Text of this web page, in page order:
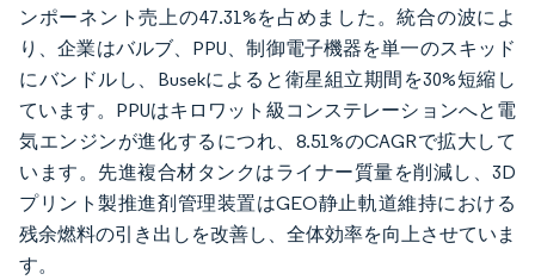
ンポーネント売上の47.31%を占めました。統合の波によ
り、企業はバルブ、PPU、制御電子機器を単一のスキッド
にバンドルし、Busekによると衛星組立期間を30%短縮し
ています。PPUはキロワット級コンステレーションへと電
気エンジンが進化するにつれ、8.51%のCAGRで拡大して
います。先進複合材タンクはライナー質量を削減し、3D
プリント製推進剤管理装置はGEO静止軌道維持における
残余燃料の引き出しを改善し、全体効率を向上させていま
す。